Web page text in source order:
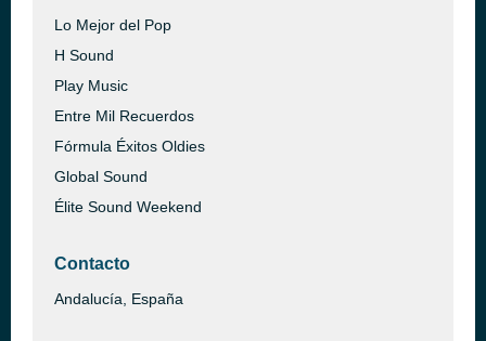
Lo Mejor del Pop
H Sound
Play Music
Entre Mil Recuerdos
Fórmula Éxitos Oldies
Global Sound
Élite Sound Weekend
Contacto
Andalucía, España